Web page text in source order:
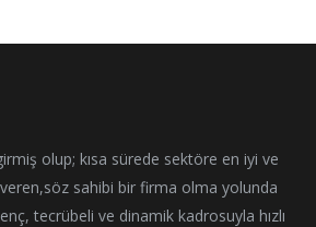
olup; kısa sürede sektöre en iyi ve
sahibi bir firma olma yolunda
tecrübeli ve dinamik kadrosuyla hızlı